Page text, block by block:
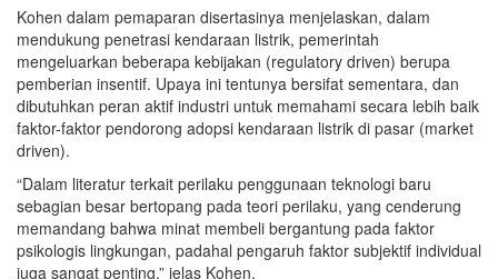
Kohen dalam pemaparan disertasinya menjelaskan, dalam
mendukung penetrasi kendaraan listrik, pemerintah
mengeluarkan beberapa kebijakan (regulatory driven) berupa
pemberian insentif. Upaya ini tentunya bersifat sementara, dan
dibutuhkan peran aktif industri untuk memahami secara lebih baik
faktor-faktor pendorong adopsi kendaraan listrik di pasar (market
driven).
“Dalam literatur terkait perilaku penggunaan teknologi baru
sebagian besar bertopang pada teori perilaku, yang cenderung
memandang bahwa minat membeli bergantung pada faktor
psikologis lingkungan, padahal pengaruh faktor subjektif individual
juga sangat penting,” jelas Kohen.